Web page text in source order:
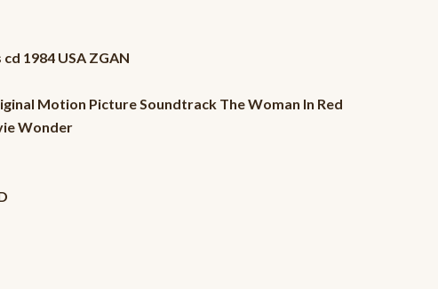
1984 USA ZGAN
Motion Picture Soundtrack The Woman In Red
Wonder